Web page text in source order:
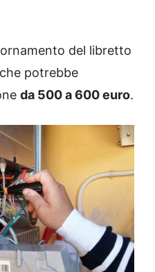
del libretto
potrebbe
da 500 a 600 euro.